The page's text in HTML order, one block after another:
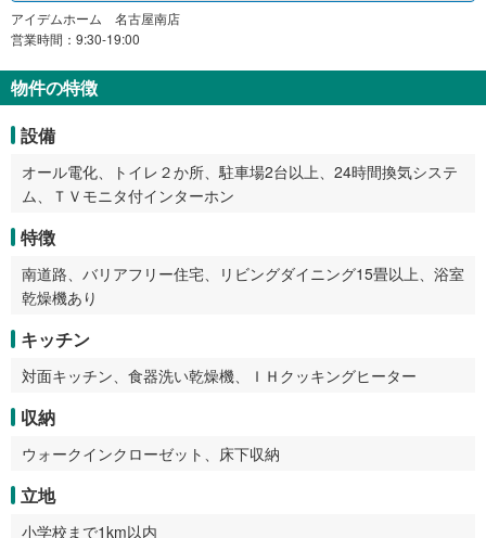
アイデムホーム 名古屋南店
営業時間：9:30-19:00
物件の特徴
設備
オール電化、トイレ２か所、駐車場2台以上、24時間換気システ
ム、ＴＶモニタ付インターホン
特徴
南道路、バリアフリー住宅、リビングダイニング15畳以上、浴室
乾燥機あり
キッチン
対面キッチン、食器洗い乾燥機、ＩＨクッキングヒーター
収納
ウォークインクローゼット、床下収納
立地
小学校まで1km以内